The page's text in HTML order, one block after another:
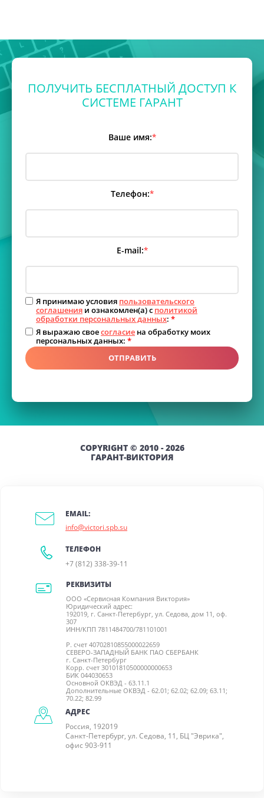
ПОЛУЧИТЬ БЕСПЛАТНЫЙ ДОСТУП К
СИСТЕМЕ ГАРАНТ
Ваше имя:*
Телефон:*
E-mail:*
Я принимаю условия пользовательского
соглашения и ознакомлен(а) с политикой
обработки персональных данных: *
Я выражаю своесогласие на обработку моих
персональных данных: *
ОТПРАВИТЬ
COPYRIGHT © 2010 - 2026
ГАРАНТ-ВИКТОРИЯ
АДРЕС
Россия, 192019
Санкт-Петербург, ул. Седова, 11, БЦ "Эврика",
офис 903-911
EMAIL:
info@victori.spb.su
ТЕЛЕФОН
+7 (812) 338-39-11
РЕКВИЗИТЫ
ООО «Сервисная Компания Виктория»
Юридический адрес:
192019, г. Санкт-Петербург, ул. Седова, дом 11, оф.
307
ИНН/КПП 7811484700/781101001
Р. счет 40702810855000022659
СЕВЕРО-ЗАПАДНЫЙ БАНК ПАО СБЕРБАНК
г. Санкт-Петербург
Корр. счет 30101810500000000653
БИК 044030653
Основной ОКВЭД - 63.11.1
Дополнительные ОКВЭД - 62.01; 62.02; 62.09; 63.11;
70.22; 82.99